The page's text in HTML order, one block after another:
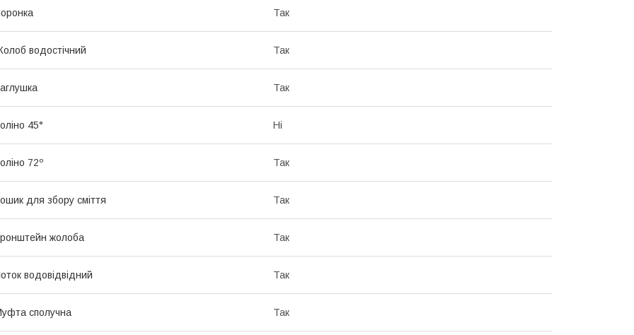
Так
водостічний Так
Так
45° Ні
72º Так
для збору сміття Так
жолоба Так
водовідвідний Так
сполучна Так